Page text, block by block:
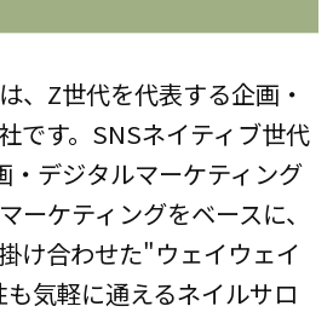
、Z世代を代表する企画・
です。SNSネイティブ世代
・デジタルマーケティング
ーケティングをベースに、
け合わせた"ウェイウェイ
気軽に通えるネイルサロ